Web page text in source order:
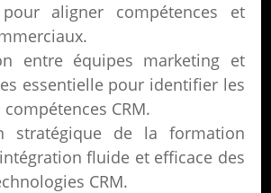
pour aligner compétences et
entre équipes marketing et
essentielle pour identifier les
CRM.
stratégique de la formation
fluide et efficace des
CRM.